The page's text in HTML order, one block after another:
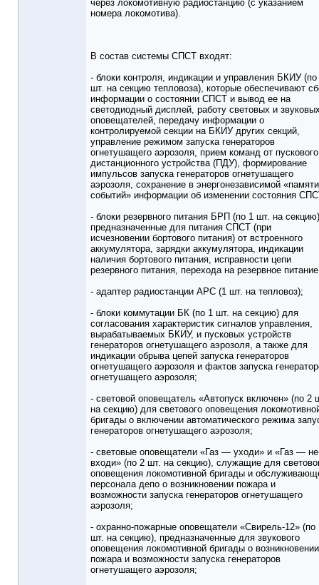
через локомотивную радиостанцию (с указанием
номера локомотива).
В состав системы СПСТ входят:
- блоки контроля, индикации и управления БКИУ (по
шт. на секцию тепловоза), которые обеспечивают
информации о состоянии СПСТ и вывод ее на
светодиодный дисплей, работу световых и
оповещателей, передачу информации о
контролируемой секции на БКИУ других секций,
управление режимом запуска генераторов
огнетушащего аэрозоля, прием команд от пускового
дистанционного устройства (ПДУ), формирование
импульсов запуска генераторов огнетушащего
аэрозоля, сохранение в энергонезависимой «памяти
событий» информации об изменении состояния
- блоки резервного питания БРП (по 1 шт. на
предназначенные для питания СПСТ (при
исчезновении бортового питания) от встроенного
аккумулятора, зарядки аккумулятора, индикации
наличия бортового питания, исправности цепи
резервного питания, перехода на резервное
- адаптер радиостанции АРС (1 шт. на тепловоз);
- блоки коммутации БК (по 1 шт. на секцию) для
согласования характеристик сигналов управления,
вырабатываемых БКИУ, и пусковых устройств
генераторов огнетушащего аэрозоля, а также для
индикации обрыва цепей запуска генераторов
огнетушащего аэрозоля и фактов запуска
огнетушащего аэрозоля;
- световой оповещатель «Автопуск включен» (по 2
на секцию) для светового оповещения
бригады о включении автоматического режима
генераторов огнетушащего аэрозоля;
- световые оповещатели «Газ — уходи» и «Газ — не
входи» (по 2 шт. на секцию), служащие для
оповещения локомотивной бригады и
персонала депо о возникновении пожара и
возможности запуска генераторов огнетушащего
аэрозоля;
- охранно-пожарные оповещатели «Свирель-12» (по
шт. на секцию), предназначенные для звукового
оповещения локомотивной бригады о возникновении
пожара и возможности запуска генераторов
огнетушащего аэрозоля;